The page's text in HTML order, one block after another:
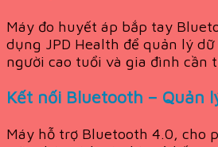
Máy đo huyết áp bắp tay
dụng JPD Health để quản lý
người cao tuổi và gia đình cần
Kết nối Bluetooth – Quản
Máy hỗ trợ Bluetooth 4.0, cho